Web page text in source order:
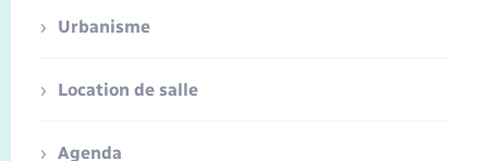
Urbanisme
Location de salle
Agenda